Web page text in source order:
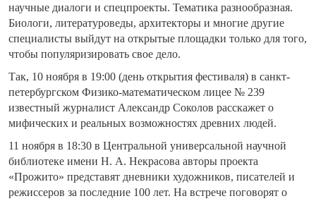
научные диалоги и спецпроекты. Тематика разнообразная.
Биологи, литературоведы, архитекторы и многие другие
специалисты выйдут на открытые площадки только для того,
чтобы популяризировать свое дело.
Так, 10 ноября в 19:00 (день открытия фестиваля) в санкт-
петербургском Физико-математическом лицее № 239
известный журналист Александр Соколов расскажет о
мифических и реальных возможностях древних людей.
11 ноября в 18:30 в Центральной универсальной научной
библиотеке имени Н. А. Некрасова авторы проекта
«Прожито» представят дневники художников, писателей и
режиссеров за последние 100 лет. На встрече поговорят о